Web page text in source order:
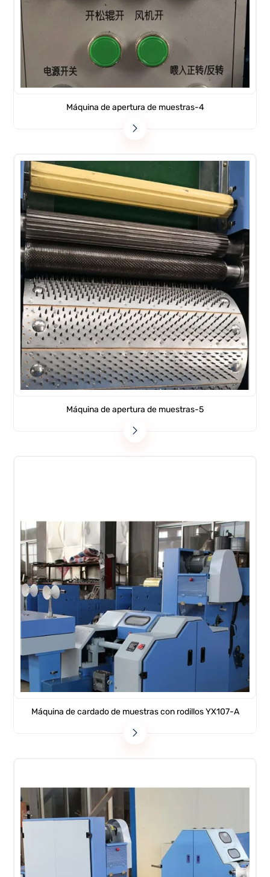
Máquina de apertura de muestras-4
Máquina de apertura de muestras-5
Máquina de cardado de muestras con rodillos YX107-A